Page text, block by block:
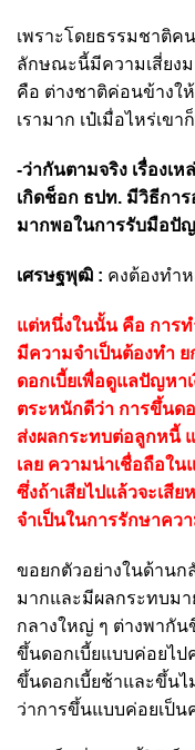
เพราะโดยธรรมชาติค
ลักษณะนี้มีความเสี่ยง
คือ ต่างชาติค่อนข้างใ
เรามาก เป๋เมื่อไหร่เข
-ว่ากันตามจริง เรื่องเ
เกิดช็อก ธปท. มีวิธีการ
มากพอในการรับมือปั
เศรษฐพุฒิ : คงต้องทำ
แต่หนึ่งในนั้น คือ การ
มีความจำเป็นต้องทำ
ดอกเบี้ยเพื่อดูแลปัญหาเ
ตระหนักดีว่า การขึ้นด
ส่งผลกระทบต่อลูกหนี้
เลย ความน่าเชื่อถือใน
ซึ่งถ้าเสียไปแล้วจะเสี
จำเป็นในการรักษาคว
ขอยกตัวอย่างในด้านก
มากและมีผลกระทบม
กลางใหญ่ ๆ ต่างพากัน
ขึ้นดอกเบี้ยแบบค่อยไ
ขึ้นดอกเบี้ยช้าและขึ้นไ
ว่าการขึ้นแบบค่อยเป็น